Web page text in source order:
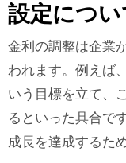
設定につい
金利の調整は企業
われます。例えば
いう目標を立て、
るといった具合で
成長を達成するた